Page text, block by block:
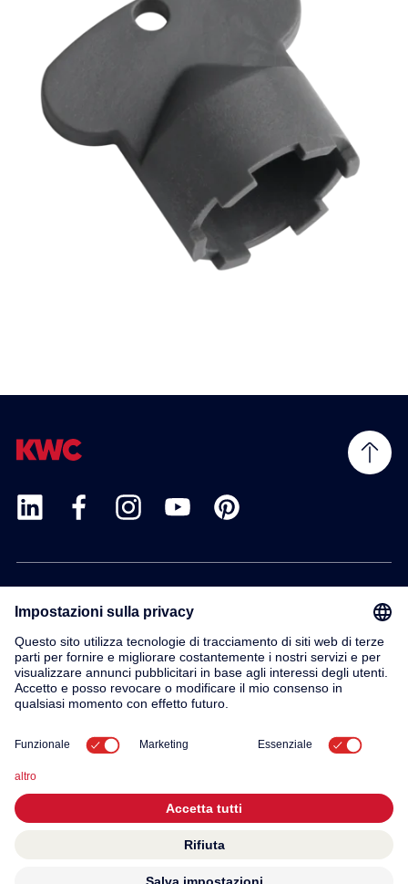
Prodotti
Servizio
Contatto
© 2026 KWC Group AG
Termini e condizioni generali